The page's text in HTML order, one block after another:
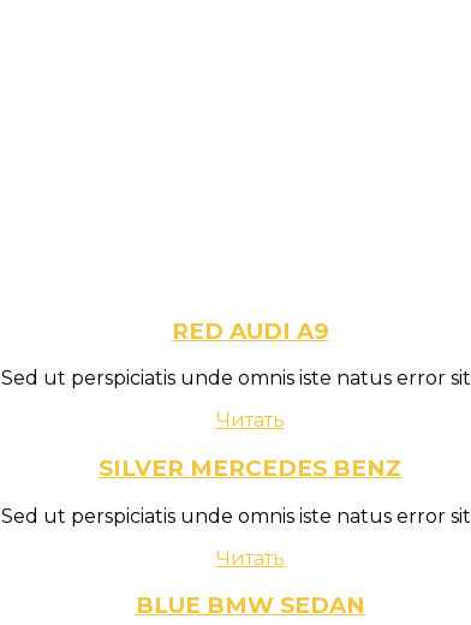
RED AUDI A9
Sed ut perspiciatis unde omnis iste natus error sit
Читать
SILVER MERCEDES BENZ
Sed ut perspiciatis unde omnis iste natus error sit
Читать
BLUE BMW SEDAN